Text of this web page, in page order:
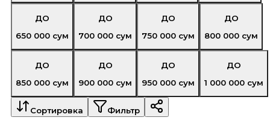
ДО
650 000 сум
ДО
700 000 сум
ДО
750 000 сум
ДО
800 000 сум
ДО
850 000 сум
ДО
900 000 сум
ДО
950 000 сум
ДО
1 000 000 сум
Сортировка Фильтр